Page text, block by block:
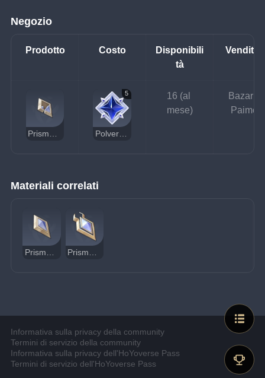
Negozio
Prodotto Costo
Disponibili
tà
5
Polvere stellare senza padrone
16 (al
mese)
Bazar
Paimon
Materiali correlati
Informativa sulla privacy della community
Termini di servizio della community
Informativa sulla privacy dell'HoYoverse Pass
Termini di servizio dell'HoYoverse Pass